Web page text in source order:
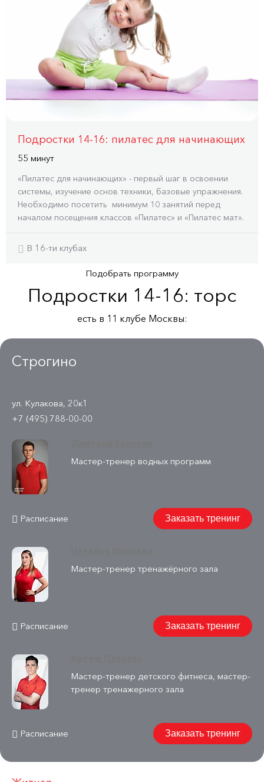
Подростки 14-16: пилатес для начинающих
55 минут
«Пилатес для начинающих» - первый шаг в освоении
системы, изучение основ техники, базовые упражнения.
Необходимо посетить минимум 10 занятий перед
началом посещения классов «Пилатес» и «Пилатес мат».
В 16-ти клубах
Подобрать программу
Подростки 14-16: торс
есть в 11 клубe Москвы:
Строгино
ул. Кулакова, 20к1
+7 (495) 788-00-00
Мастер-тренер водных программ
Расписание Заказать тренинг
Мастер-тренер тренажёрного зала
Расписание Заказать тренинг
Мастер-тренер детского фитнеса, мастер-
тренер тренажерного зала
Расписание Заказать тренинг